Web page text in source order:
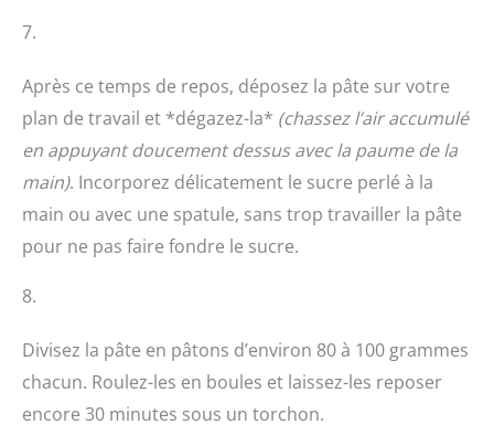
7.
Après ce temps de repos, déposez la pâte sur votre
plan de travail et *dégazez-la* (chassez l’air accumulé
en appuyant doucement dessus avec la paume de la
main). Incorporez délicatement le sucre perlé à la
main ou avec une spatule, sans trop travailler la pâte
pour ne pas faire fondre le sucre.
8.
Divisez la pâte en pâtons d’environ 80 à 100 grammes
chacun. Roulez-les en boules et laissez-les reposer
encore 30 minutes sous un torchon.